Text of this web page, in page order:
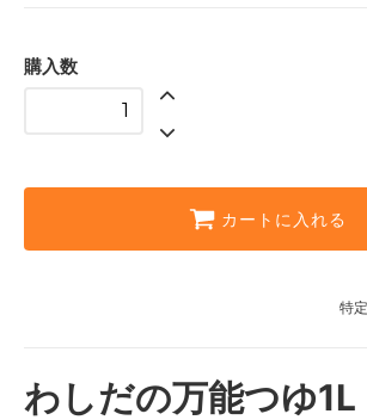
購入数
カートに入れる
特
わしだの万能つゆ1L